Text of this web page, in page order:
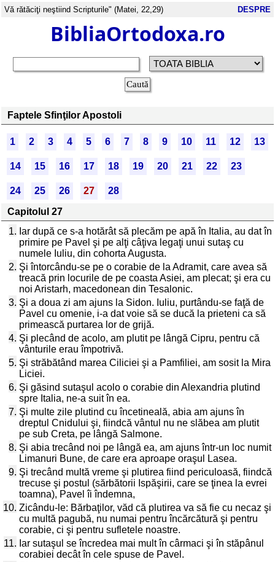
Vă rătăciţi neştiind Scripturile" (Matei, 22,29) DESPRE
BibliaOrtodoxa.ro
Faptele Sfinţilor Apostoli
1 2 3 4 5 6 7 8 9 10 11 12 13
14 15 16 17 18 19 20 21 22 23
24 25 26 27
28
Capitolul 27
1. Iar după ce s-a hotărât să plecăm pe apă în Italia, au dat în
primire pe Pavel şi pe alţi câţiva legaţi unui sutaş cu
numele Iuliu, din cohorta Augusta.
2. Şi întorcându-se pe o corabie de la Adramit, care avea să
treacă prin locurile de pe coasta Asiei, am plecat; şi era cu
noi Aristarh, macedonean din Tesalonic.
3. Şi a doua zi am ajuns la Sidon. Iuliu, purtându-se faţă de
Pavel cu omenie, i-a dat voie să se ducă la prieteni ca să
primească purtarea lor de grijă.
4. Şi plecând de acolo, am plutit pe lângă Cipru, pentru că
vânturile erau împotrivă.
5. Şi străbătând marea Ciliciei şi a Pamfiliei, am sosit la Mira
Liciei.
6. Şi găsind sutaşul acolo o corabie din Alexandria plutind
spre Italia, ne-a suit în ea.
7. Şi multe zile plutind cu încetineală, abia am ajuns în
dreptul Cnidului şi, fiindcă vântul nu ne slăbea am plutit
pe sub Creta, pe lângă Salmone.
8. Şi abia trecând noi pe lângă ea, am ajuns într-un loc numit
Limanuri Bune, de care era aproape oraşul Lasea.
9. Şi trecând multă vreme şi plutirea fiind periculoasă, fiindcă
trecuse şi postul (sărbătorii Ispăşirii, care se ţinea la evrei
toamna), Pavel îi îndemna,
10. Zicându-le: Bărbaţilor, văd că plutirea va să fie cu necaz şi
cu multă pagubă, nu numai pentru încărcătură şi pentru
corabie, ci şi pentru sufletele noastre.
11. Iar sutaşul se încredea mai mult în cârmaci şi în stăpânul
corabiei decât în cele spuse de Pavel.